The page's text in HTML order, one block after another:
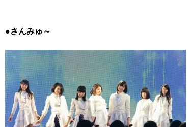
●さんみゅ～